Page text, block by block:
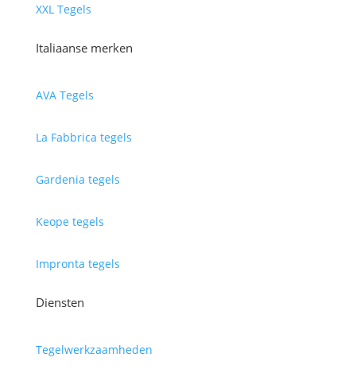
XXL Tegels
Italiaanse merken
AVA Tegels
La Fabbrica tegels
Gardenia tegels
Keope tegels
Impronta tegels
Diensten
Tegelwerkzaamheden